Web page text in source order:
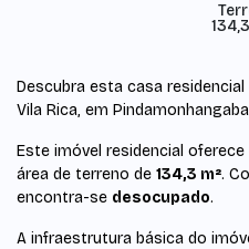
Descubra esta casa residencial
Vila Rica, em
Este imóvel residencial
área de terreno de 134,3 m².
encontra-se desocupado.
A infraestrutura básica do